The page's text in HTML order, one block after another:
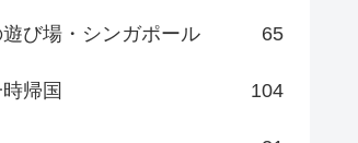
び場・シンガポール 65
帰国 104